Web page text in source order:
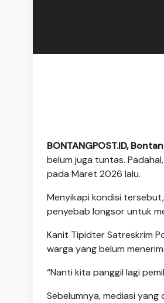
BONTANGPOST.ID,
belum juga tuntas.
pada Maret 2026 lalu.
Menyikapi kondisi
penyebab longsor untuk
Kanit Tipidter Satreskrim
warga yang belum
“Nanti kita panggil lagi
Sebelumnya, mediasi